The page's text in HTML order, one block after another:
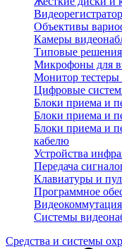
Объективы
Камеры
Типовые
Микрофоны для
Монитор тестеры
Цифровые
Блоки приема и
Блоки приема и
Блоки приема и
кабелю
Устройства
Передача
Клавиатуры и
Программное
Системы
Средства и системы